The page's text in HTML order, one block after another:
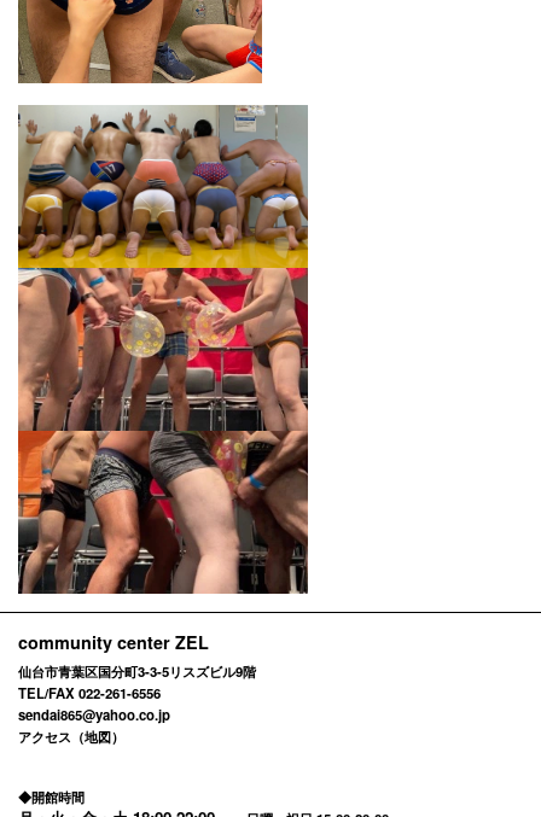
community center ZEL
仙台市青葉区国分町3-3-5リスズビル9階
TEL/FAX 022-261-6556
sendai865@yahoo.co.jp
アクセス（地図）
◆開館時間